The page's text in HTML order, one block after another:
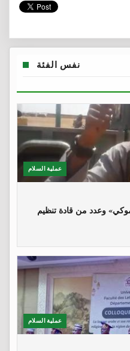
نفس الفئة
عملية السلام
وعدد من قادة تنظيم
عملية السلام